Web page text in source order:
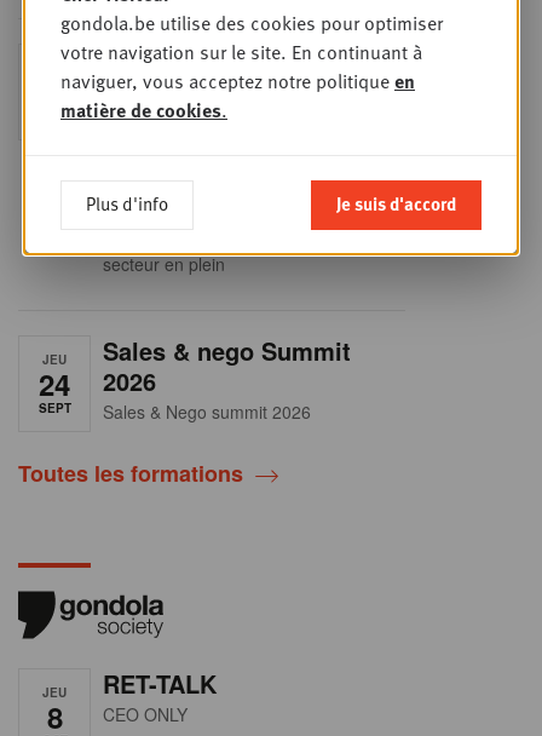
15
SEPT
Into Retail - Sold out
Ne manquez pas cette occasion
unique de comprendre en profondeur
le paysage du retail belge. Dans cette
principaux retailers alimentaires,
obtiendrez une vision claire du profil
des shoppers et recueillerez des
secteur en plein
JEU
24
SEPT
Sales & nego Summit
2026
Sales & Nego summit 2026
Toutes les formations
JEU
8
RET-TALK
CEO ONLY
gondola.be utilise des cookies pour optimiser
votre navigation sur le site. En continuant à
naviguer, vous acceptez notre politiqueen
matière de cookies.
Plus d'info Je suis d'accord